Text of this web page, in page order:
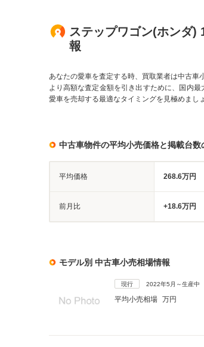
ステップワゴン(ホンダ)
報
あなたの愛車を査定する時、買取業者は中古車
より高額な査定金額を引き出すために、国内
愛車を売却する最適なタイミングを見極めましょ
中古車物件の平均小売価格と掲載台数
平均価格 268.6万円
前月比 +18.6万円
モデル別 中古車小売相場情報
現行 2022年5月～生産中
平均小売相場 万円